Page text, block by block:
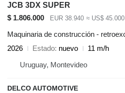
JCB 3DX SUPER
$ 1.806.000
EUR 38.940 ≈ US$ 45.000
Maquinaria de construcción -
2026
Estado nuevo
11 m/h
Uruguay, Montevideo
DELCO AUTOMOTIVE